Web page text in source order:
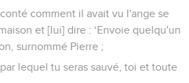
comment il avait vu l'ange se
et [lui] dire : ‘Envoie quelqu'un
surnommé Pierre ;
lequel tu seras sauvé, toi et toute